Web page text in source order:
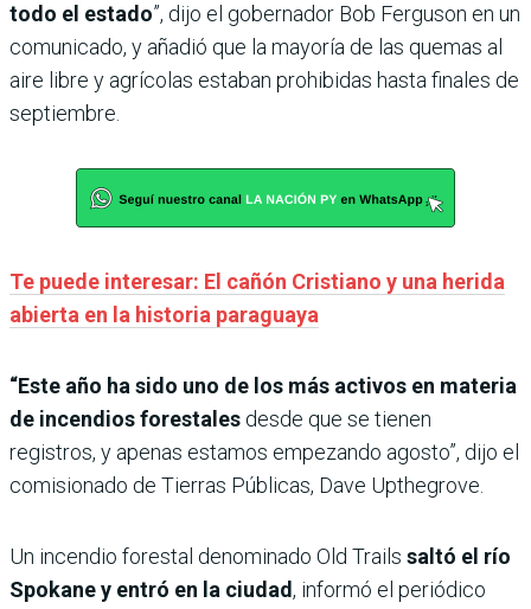
todo el estado”, dijo el gobernador Bob Ferguson en un
comunicado, y añadió que la mayoría de las quemas al
aire libre y agrícolas estaban prohibidas hasta finales de
septiembre.
Te puede interesar: El cañón Cristiano y una herida
abierta en la historia paraguaya
“Este año ha sido uno de los más activos en materia
de incendios forestales desde que se tienen
registros, y apenas estamos empezando agosto”, dijo el
comisionado de Tierras Públicas, Dave Upthegrove.
Un incendio forestal denominado Old Trails saltó el río
Spokane y entró en la ciudad, informó el periódico